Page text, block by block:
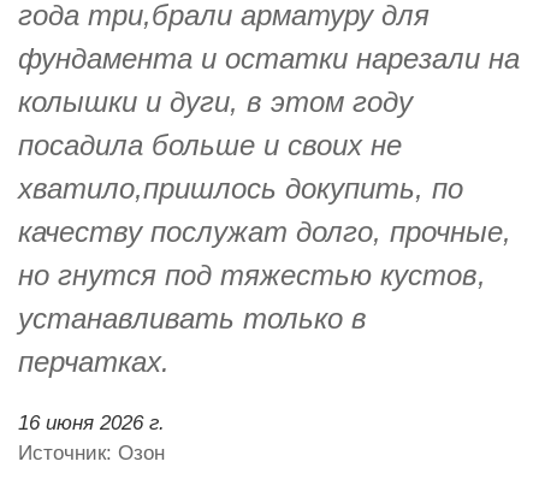
года три,брали арматуру для
фундамента и остатки нарезали на
колышки и дуги, в этом году
посадила больше и своих не
хватило,пришлось докупить, по
качеству послужат долго, прочные,
но гнутся под тяжестью кустов,
устанавливать только в
перчатках.
16 июня 2026 г.
Источник: Озон